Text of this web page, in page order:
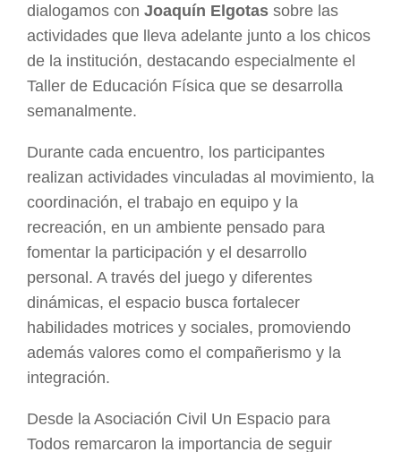
dialogamos con Joaquín Elgotas sobre las
actividades que lleva adelante junto a los chicos
de la institución, destacando especialmente el
Taller de Educación Física que se desarrolla
semanalmente.
Durante cada encuentro, los participantes
realizan actividades vinculadas al movimiento, la
coordinación, el trabajo en equipo y la
recreación, en un ambiente pensado para
fomentar la participación y el desarrollo
personal. A través del juego y diferentes
dinámicas, el espacio busca fortalecer
habilidades motrices y sociales, promoviendo
además valores como el compañerismo y la
integración.
Desde la Asociación Civil Un Espacio para
Todos remarcaron la importancia de seguir